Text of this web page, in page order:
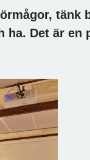
tänk
ha. Det är en